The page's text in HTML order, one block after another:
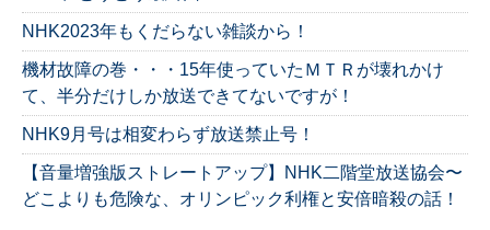
NHK2023年もくだらない雑談から！
機材故障の巻・・・15年使っていたＭＴＲが壊れかけ
て、半分だけしか放送できてないですが！
NHK9月号は相変わらず放送禁止号！
【音量増強版ストレートアップ】NHK二階堂放送協会〜
どこよりも危険な、オリンピック利権と安倍暗殺の話！